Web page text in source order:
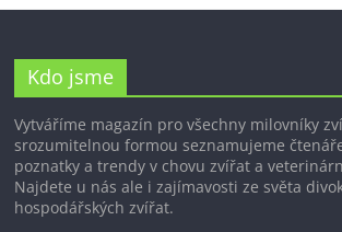
Kdo jsme
Vytváříme magazín pro všechny milovníky
srozumitelnou formou seznamujeme
poznatky a trendy v chovu zvířat a
Najdete u nás ale i zajímavosti ze světa
hospodářských zvířat.